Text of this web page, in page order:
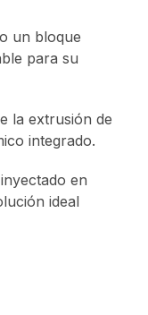
un bloque
para su
la extrusión de
integrado.
en
ideal